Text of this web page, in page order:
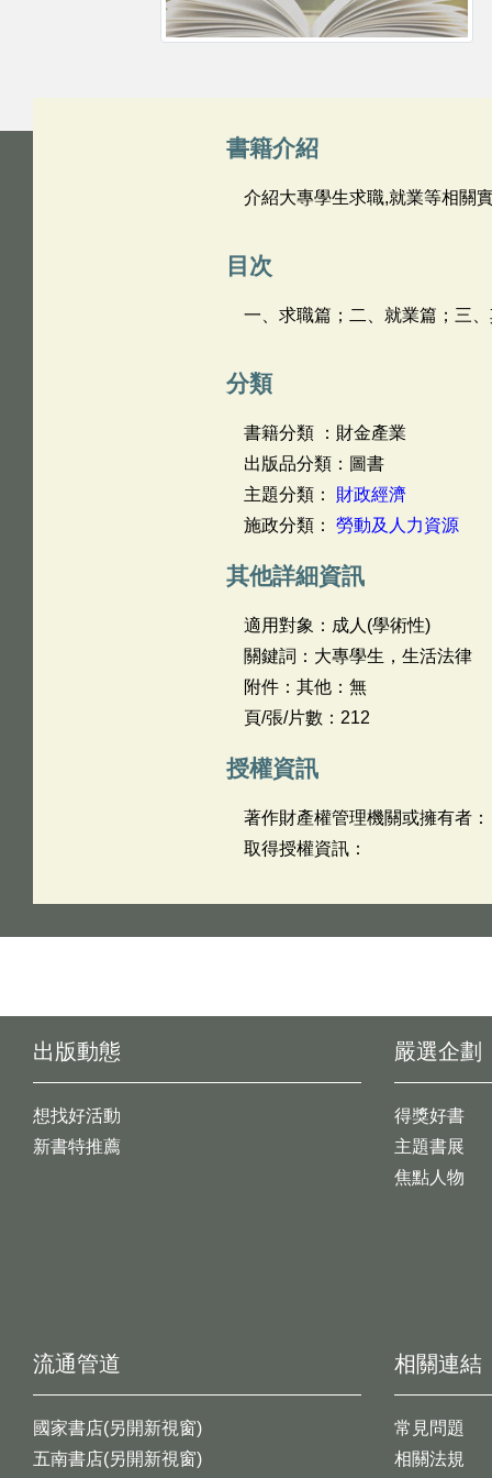
書籍介紹
介紹大專學生求職,就業等相關
目次
一、求職篇；二、就業篇；三
分類
書籍分類 ：財金產業
出版品分類：圖書
主題分類： 財政經濟
施政分類： 勞動及人力資源
其他詳細資訊
適用對象：成人(學術性)
關鍵詞：大專學生，生活法律
附件：其他：無
頁/張/片數：212
授權資訊
著作財產權管理機關或擁有者：
取得授權資訊：
出版動態
想找好活動
新書特推薦
嚴選企劃
得獎好書
主題書展
焦點人物
流通管道
國家書店(另開新視窗)
五南書店(另開新視窗)
相關連結
常見問題
相關法規